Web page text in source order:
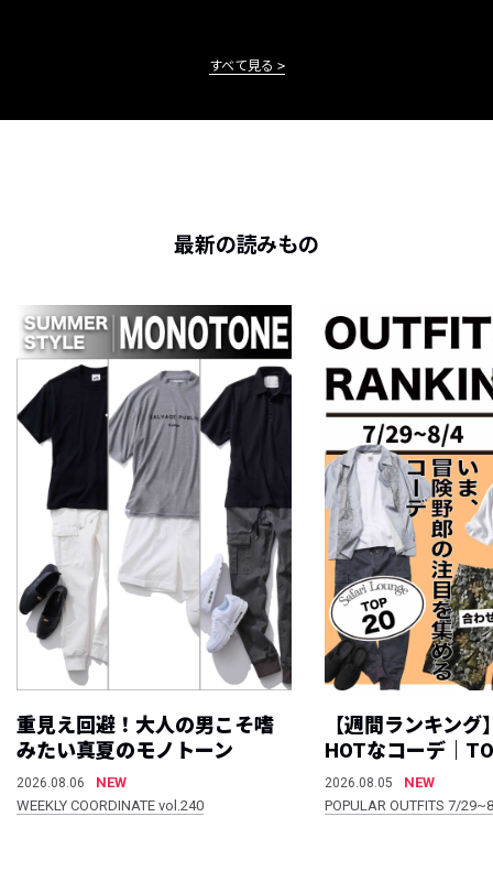
すべて見る
最新の読みもの
重見え回避！大人の男こそ嗜
みたい真夏のモノトーン
2026.08.06
NEW
WEEKLY COORDINATE vol.240
【週間ランキング
HOTなコーデ｜
2026.08.05
NEW
POPULAR OUTFITS 7/